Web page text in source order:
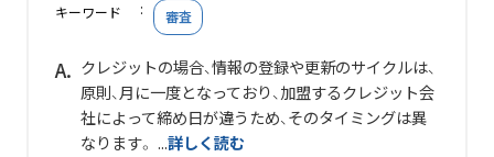
キーワード 審査
クレジットの場合、情報の登録や更新のサイクルは、
原則、月に一度となっており、加盟するクレジット会
社によって締め日が違うため、そのタイミングは異
なります。 ...詳しく読む